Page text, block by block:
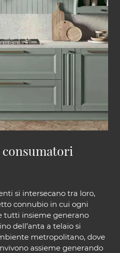
si intersecano tra loro,
connubio in cui ogni
tutti insieme generano
dell’anta a telaio si
metropolitano, dove
assieme generando